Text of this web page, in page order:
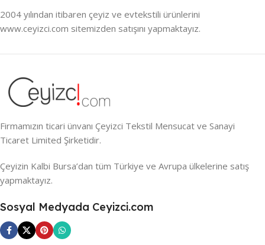
2004 yılından itibaren çeyiz ve evtekstili ürünlerini
www.ceyizci.com sitemizden satışını yapmaktayız.
Firmamızın ticari ünvanı Çeyizci Tekstil Mensucat ve Sanayi
Ticaret Limited Şirketidir.
Çeyizin Kalbi Bursa’dan tüm Türkiye ve Avrupa ülkelerine satış
yapmaktayız.
Sosyal Medyada Ceyizci.com